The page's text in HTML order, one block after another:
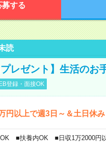
募する
読
レゼント】生活のお
登録・面接OK
以上で週3日～＆土日休み
■扶養内OK ■日収1万2000円